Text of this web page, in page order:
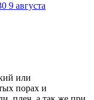
9 августа
или
порах и